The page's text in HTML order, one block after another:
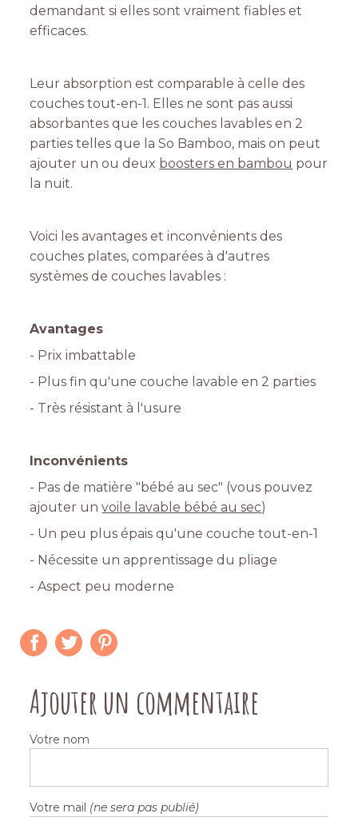
demandant si elles sont vraiment fiables et
efficaces.
Leur absorption est comparable à celle des
couches tout-en-1. Elles ne sont pas aussi
absorbantes que les couches lavables en 2
parties telles que la So Bamboo, mais on peut
ajouter un ou deux boosters en bambou pour
la nuit.
Voici les avantages et inconvénients des
couches plates, comparées à d'autres
systèmes de couches lavables :
Avantages
- Prix imbattable
- Plus fin qu'une couche lavable en 2 parties
- Très résistant à l'usure
Inconvénients
- Pas de matière "bébé au sec" (vous pouvez
ajouter unvoile lavable bébé au sec)
- Un peu plus épais qu'une couche tout-en-1
- Nécessite un apprentissage du pliage
- Aspect peu moderne
Ajouter un commentaire
Votre nom
Votre mail (ne sera pas publié)